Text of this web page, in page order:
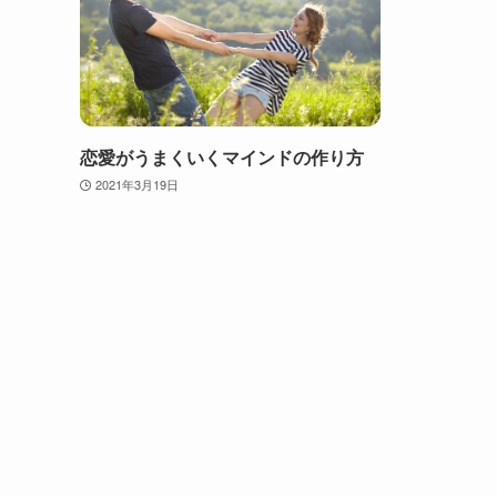
恋愛がうまくいくマインドの作り方
2021年3月19日